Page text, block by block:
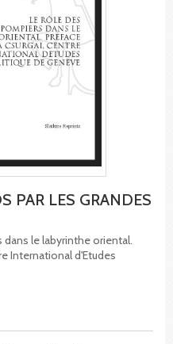
PAR LES GRANDES
le labyrinthe oriental.
International d'Etudes